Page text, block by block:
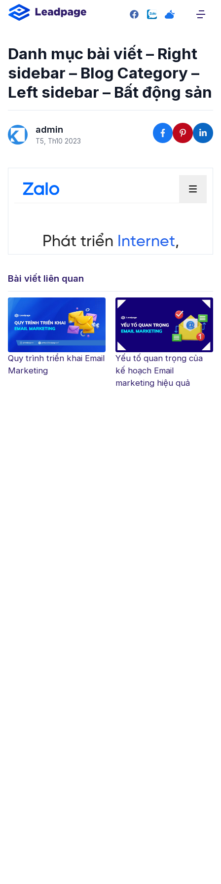
SITEMAP
Giới thiệu
Giao diện mẫu
Bảng giá
RESOURCE
Blog
Tài liệu hướng dẫn
Danh mục bài viết – Right
sidebar – Blog Category –
Left sidebar – Bất động sản
admin
T5, Th10 2023
Bài viết liên quan
Quy trình triển khai Email
Marketing
Yếu tố quan trọng của
kế hoạch Email
marketing hiệu quả